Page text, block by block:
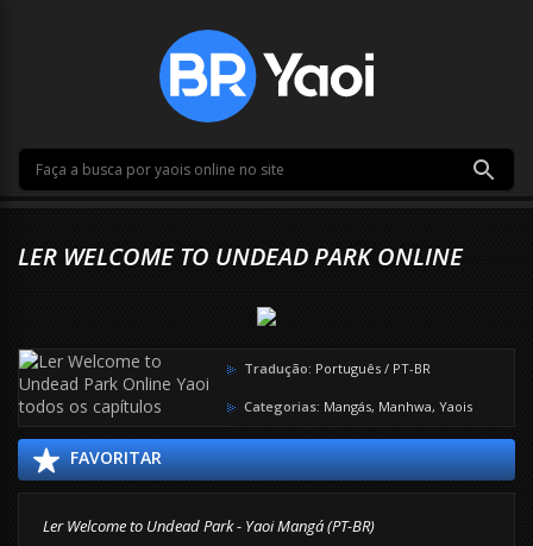
LER WELCOME TO UNDEAD PARK ONLINE
Tradução: Português / PT-BR
Categorias: Mangás, Manhwa, Yaois
FAVORITAR
Ler Welcome to Undead Park - Yaoi Mangá (PT-BR)